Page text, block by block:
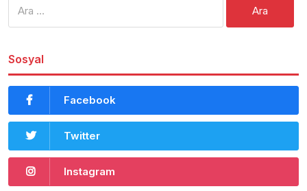
Sosyal
Facebook
Twitter
Instagram